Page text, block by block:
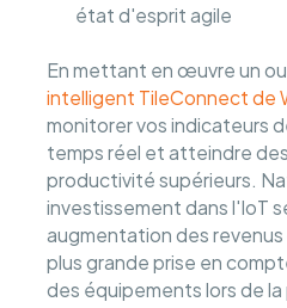
état d'esprit agile
En mettant en œuvre un
intelligent TileConnect de
monitorer vos indicateurs
temps réel et atteindre
productivité supérieurs.
investissement dans l'IoT
augmentation des
plus grande prise en
des équipements lors de